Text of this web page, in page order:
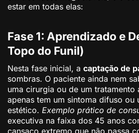
estar em todas elas:
Fase 1: Aprendizado e
Topo do Funil)
Nesta fase inicial, a captação de
sombras. O paciente ainda nem
uma cirurgia ou de um tratamento
apenas tem um sintoma difuso ou
estético. Exemplo prático de
executiva na faixa dos 45 anos